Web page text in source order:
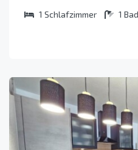
1 Schlafzimmer 1